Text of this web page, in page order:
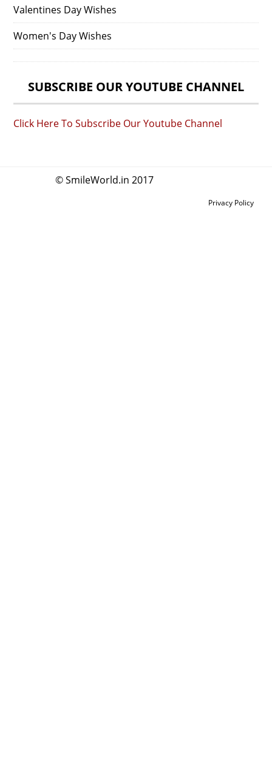
Valentines Day Wishes
Women's Day Wishes
SUBSCRIBE OUR YOUTUBE CHANNEL
Click Here To Subscribe Our Youtube Channel
© SmileWorld.in 2017
Privacy Policy